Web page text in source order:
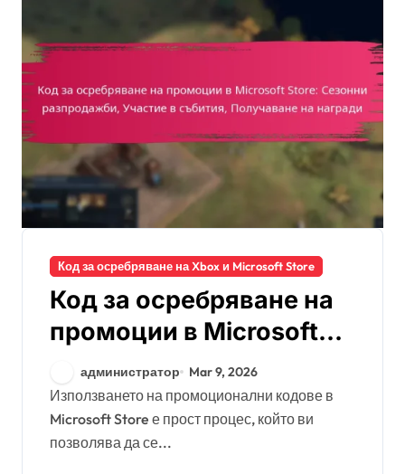
Код за осребряване на Xbox и Microsoft Store
Код за осребряване на
промоции в Microsoft
Store: Сезонни
разпродажби, Участие в
събития, Получаване на
награди
администратор Mar 9, 2026
Използването на промоционални кодове в
Microsoft Store е прост процес, който ви
позволява да се...